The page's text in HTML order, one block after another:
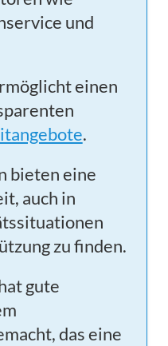
und
einen
.
bieten eine
auch in
zu finden.
gute
das eine